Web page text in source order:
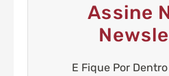
Assine
E Fique Por